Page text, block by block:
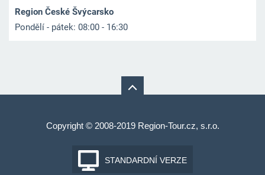
Region České Švýcarsko
Pondělí - pátek: 08:00 - 16:30
Copyright © 2008-2019 Region-Tour.cz, s.r.o.
STANDARDNÍ VERZE